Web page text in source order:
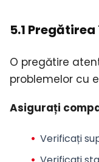
5.1
O pregătire
problemelor cu
Asigurați
Verificați